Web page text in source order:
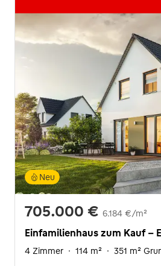
Neu
705.000 € 6.184 €/m²
Einfamilienhaus zum Kauf -
4 Zimmer · 114 m² · 351 m²